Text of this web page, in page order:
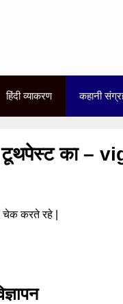
हिंदी व्याकरण कहानी
टूथपेस्ट का –
चेक करते रहे |